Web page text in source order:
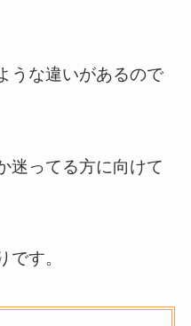
うな違いがあるので
迷ってる方に向けて
す。